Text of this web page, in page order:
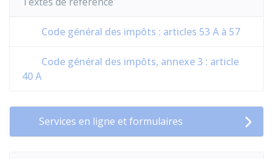
Code général des impôts : articles 53 A à 57
Code général des impôts, annexe 3 : article
40 A
Services en ligne et formulaires